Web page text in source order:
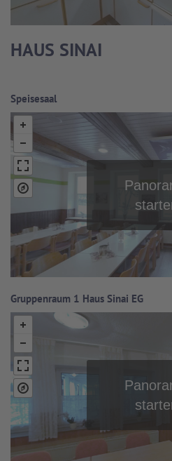
HAUS SINAI
Speisesaal
Gruppenraum 1 Haus Sinai EG